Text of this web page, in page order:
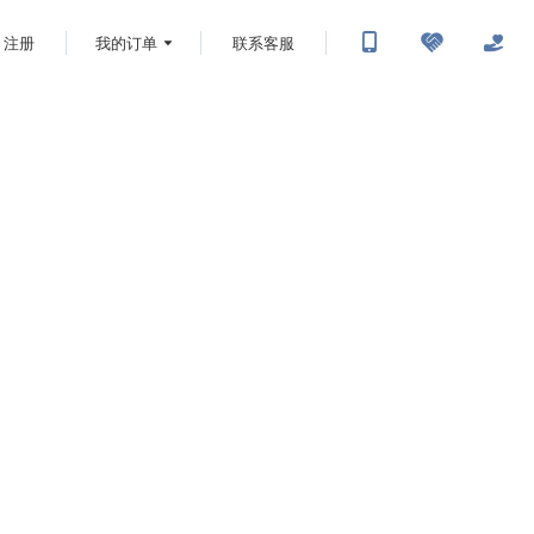
注册 我的订单 联系客服